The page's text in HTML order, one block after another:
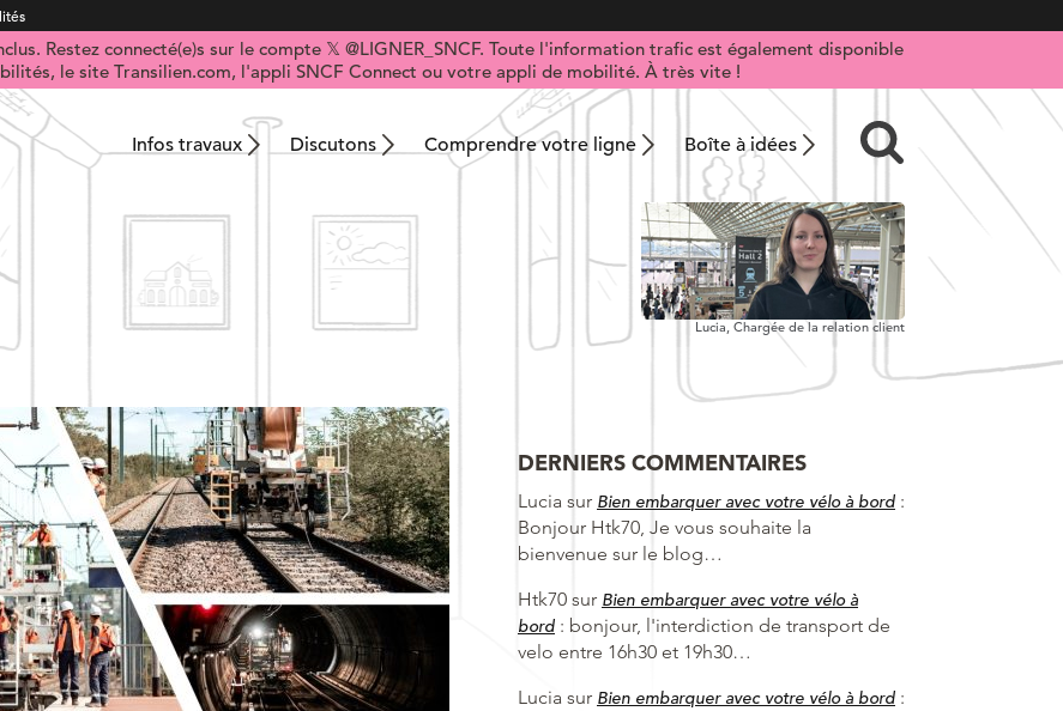
Restez connecté(e)s sur le compte 𝕏 @LIGNER_SNCF. Toute l'information trafic est également disponible
le site Transilien.com, l'appli SNCF Connect ou votre appli de mobilité. À très vite !
Infos travaux Discutons Comprendre votre ligne Boîte à idées
Lucia, Chargée de la relation client
DERNIERS COMMENTAIRES
Lucia sur Bien embarquer avec votre vélo à bord :
Bonjour Htk70, Je vous souhaite la
bienvenue sur le blog…
Htk70 sur Bien embarquer avec votre vélo à
bord : bonjour, l'interdiction de transport de
velo entre 16h30 et 19h30…
Lucia sur Bien embarquer avec votre vélo à bord :